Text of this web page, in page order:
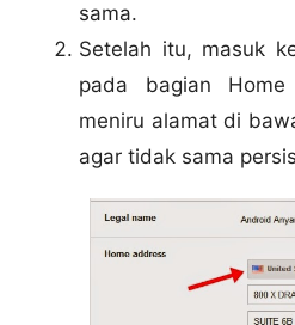
sama.
Setelah itu, masuk
pada bagian
meniru alamat di
agar tidak sama